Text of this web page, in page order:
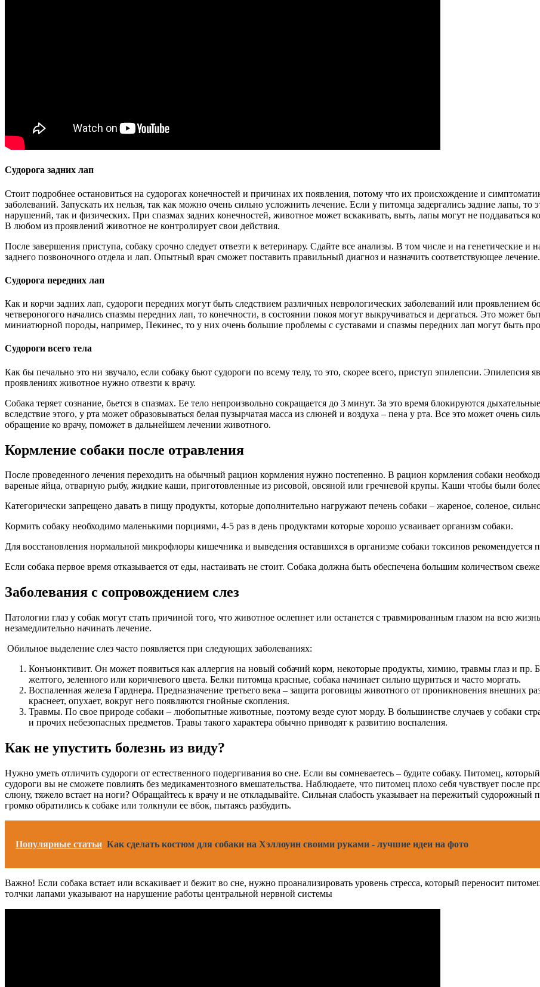
Судорога задних лап
Стоит подробнее остановиться на судорогах конечностей и причинах их появления, потому что их происхождение и
заболеваний. Запускать их нельзя, так как можно очень сильно усложнить лечение. Если у питомца задергались задние лапы, то
нарушений, так и физических. При спазмах задних конечностей, животное может вскакивать, выть, лапы могут не поддаваться
В любом из проявлений животное не контролирует свои действия.
После завершения приступа, собаку срочно следует отвезти к ветеринару. Сдайте все анализы. В том числе и на генетические
заднего позвоночного отдела и лап. Опытный врач сможет поставить правильный диагноз и назначить соответствующее лечение.
Судорога передних лап
Как и корчи задних лап, судороги передних могут быть следствием различных неврологических заболеваний или проявлением
четвероногого начались спазмы передних лап, то конечности, в состоянии покоя могут выкручиваться и дергаться. Это может
миниатюрной породы, например, Пекинес, то у них очень большие проблемы с суставами и спазмы передних лап могут быть
Судороги всего тела
Как бы печально это ни звучало, если собаку бьют судороги по всему телу, то это, скорее всего, приступ эпилепсии. Эпилепсия
проявлениях животное нужно отвезти к врачу.
Собака теряет сознание, бьется в спазмах. Ее тело непроизвольно сокращается до 3 минут. За это время блокируются
вследствие этого, у рта может образовываться белая пузырчатая масса из слюней и воздуха – пена у рта. Все это может очень
обращение ко врачу, поможет в дальнейшем лечении животного.
Кормление собаки после отравления
После проведенного лечения переходить на обычный рацион кормления нужно постепенно. В рацион кормления собаки
вареные яйца, отварную рыбу, жидкие каши, приготовленные из рисовой, овсяной или гречневой крупы. Каши чтобы были
Категорически запрещено давать в пищу продукты, которые дополнительно нагружают печень собаки – жареное, соленое,
Кормить собаку необходимо маленькими порциями, 4-5 раз в день продуктами которые хорошо усваивает организм собаки.
Для восстановления нормальной микрофлоры кишечника и выведения оставшихся в организме собаки токсинов рекомендуется
Если собака первое время отказывается от еды, настаивать не стоит. Собака должна быть обеспечена большим количеством
Заболевания с сопровождением слез
Патологии глаз у собак могут стать причиной того, что животное ослепнет или останется с травмированным глазом на всю
незамедлительно начинать лечение.
Обильное выделение слез часто появляется при следующих заболеваниях:
Конъюнктивит. Он может появиться как аллергия на новый собачий корм, некоторые продукты, химию, травмы глаз и пр.
желтого, зеленного или коричневого цвета. Белки питомца красные, собака начинает сильно щуриться и часто моргать.
Воспаленная железа Гарднера. Предназначение третьего века – защита роговицы животного от проникновения внешних
краснеет, опухает, вокруг него появляются гнойные скопления.
Травмы. По свое природе собаки – любопытные животные, поэтому везде суют морду. В большинстве случаев у собаки
и прочих небезопасных предметов. Травы такого характера обычно приводят к развитию воспаления.
Как не упустить болезнь из виду?
Нужно уметь отличить судороги от естественного подергивания во сне. Если вы сомневаетесь – будите собаку. Питомец,
судороги вы не сможете повлиять без медикаментозного вмешательства. Наблюдаете, что питомец плохо себя чувствует после
слюну, тяжело встает на ноги? Обращайтесь к врачу и не откладывайте. Сильная слабость указывает на пережитый
громко обратились к собаке или толкнули ее вбок, пытаясь разбудить.
Популярные статьи Как сделать костюм для собаки на Хэллоуин своими руками - лучшие идеи на фото
Важно! Если собака встает или вскакивает и бежит во сне, нужно проанализировать уровень стресса, который переносит
толчки лапами указывают на нарушение работы центральной нервной системы